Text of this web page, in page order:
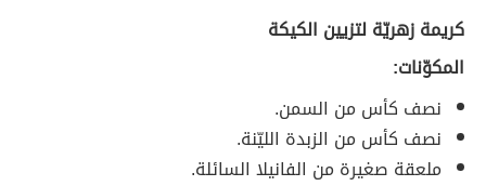
كريمة زهريّة لتزيين الكيكة
المكوّنات:
نصف كأس من السمن.
نصف كأس من الزبدة الليّنة.
ملعقة صغيرة من الفانيلا السائلة.